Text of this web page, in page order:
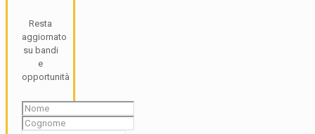
Resta
aggiornato
su bandi
e
opportunità